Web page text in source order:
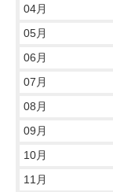
04月
05月
06月
07月
08月
09月
10月
11月